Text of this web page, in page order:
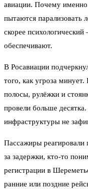
авиации. Почему именно
пытаются парализовать
скорее
обеспечивают.
В Росавиации
того, как угроза
полосы, рулёжки и
провели больше
инфраструктуры не
Пассажиры реагировали
за задержки, кто-то
регистрации в
ранние или поздние